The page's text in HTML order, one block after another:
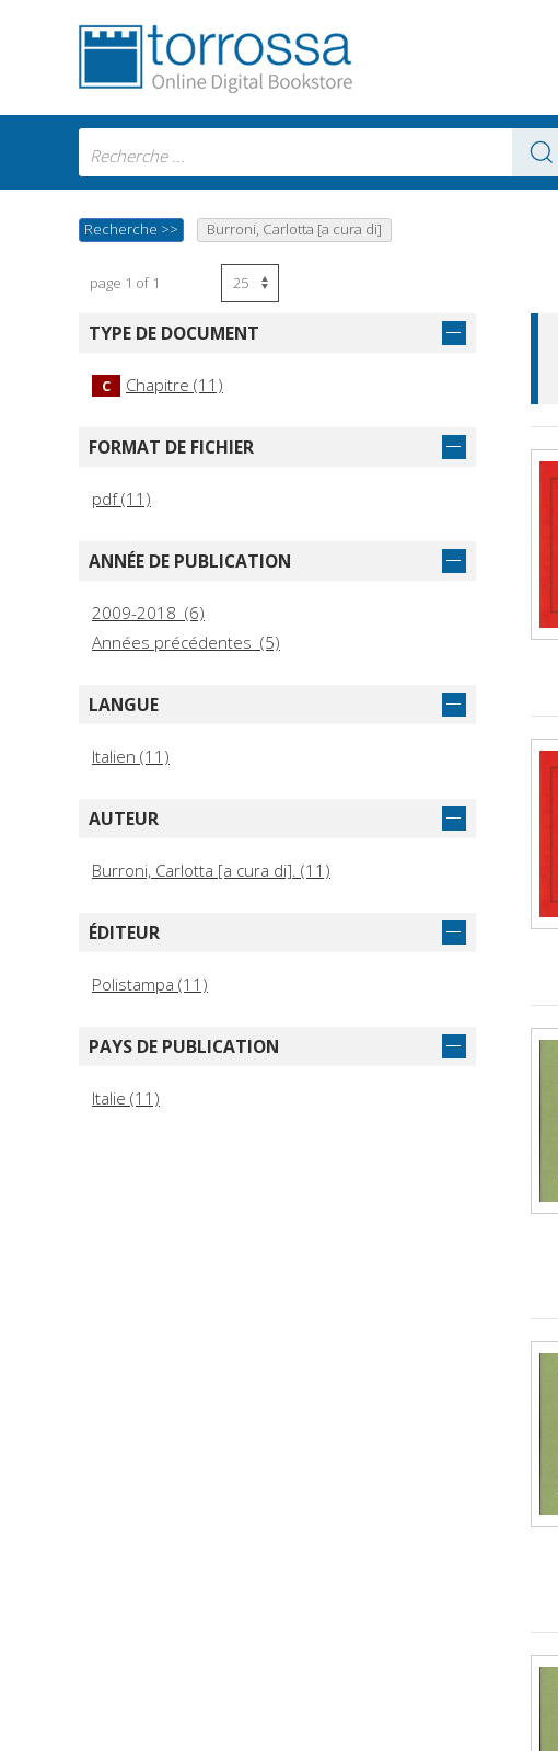
Recherche >> Burroni, Carlotta [a cura di]
page 1 of 1
TYPE DE DOCUMENT
C Chapitre (11)
FORMAT DE FICHIER
pdf (11)
ANNÉE DE PUBLICATION
2009-2018 (6)
Années précédentes (5)
LANGUE
Italien (11)
AUTEUR
Burroni, Carlotta [a cura di]. (11)
ÉDITEUR
Polistampa (11)
PAYS DE PUBLICATION
Italie (11)